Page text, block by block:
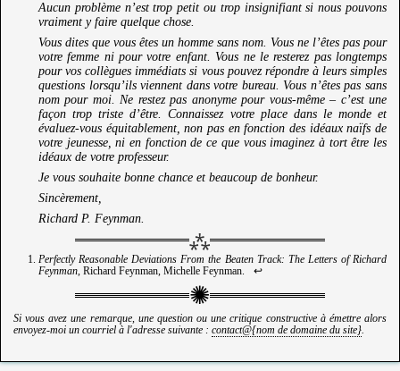
Aucun problème n’est trop petit ou trop insignifiant si nous pouvons
vraiment y faire quelque chose.
Vous dites que vous êtes un homme sans nom. Vous ne l’êtes pas pour
votre femme ni pour votre enfant. Vous ne le resterez pas longtemps
pour vos collègues immédiats si vous pouvez répondre à leurs simples
questions lorsqu’ils viennent dans votre bureau. Vous n’êtes pas sans
nom pour moi. Ne restez pas anonyme pour vous-même – c’est une
façon trop triste d’être. Connaissez votre place dans le monde et
évaluez-vous équitablement, non pas en fonction des idéaux naïfs de
votre jeunesse, ni en fonction de ce que vous imaginez à tort être les
idéaux de votre professeur.
Je vous souhaite bonne chance et beaucoup de bonheur.
Sincèrement,
Richard P. Feynman.
Perfectly Reasonable Deviations From the Beaten Track: The Letters of Richard
Feynman, Richard Feynman, Michelle Feynman. ↩︎
Si vous avez une remarque, une question ou une critique constructive à émettre alors
envoyez-moi un courriel à l'adresse suivante : contact@{nom de domaine du site}.